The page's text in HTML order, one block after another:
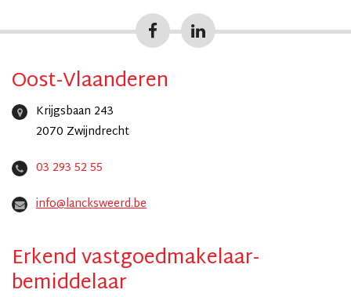
Oost-Vlaanderen
Krijgsbaan 243
2070 Zwijndrecht
03 293 52 55
info@lancksweerd.be
Erkend vastgoedmakelaar-
bemiddelaar